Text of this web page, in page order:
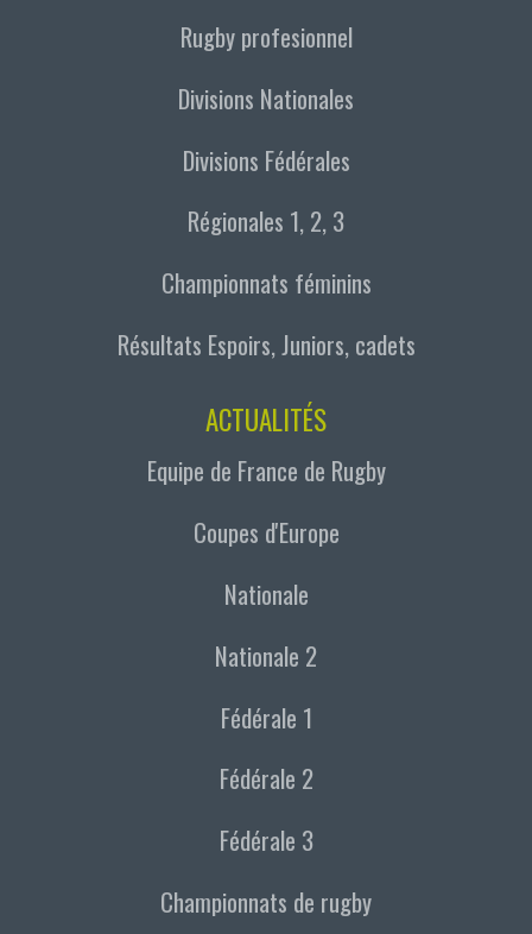
Rugby profesionnel
Divisions Nationales
Divisions Fédérales
Régionales 1, 2, 3
Championnats féminins
Résultats Espoirs, Juniors, cadets
ACTUALITÉS
Equipe de France de Rugby
Coupes d'Europe
Nationale
Nationale 2
Fédérale 1
Fédérale 2
Fédérale 3
Championnats de rugby